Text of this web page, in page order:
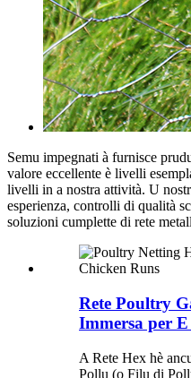
Semu impegnati à furnisce
valore eccellente è livelli
livelli in a nostra attività. U
esperienza, controlli di qualità
soluzioni cumplette di rete
Rete Poultry
Immersa per E
A Rete Hex hè
Pollu (o Filu di